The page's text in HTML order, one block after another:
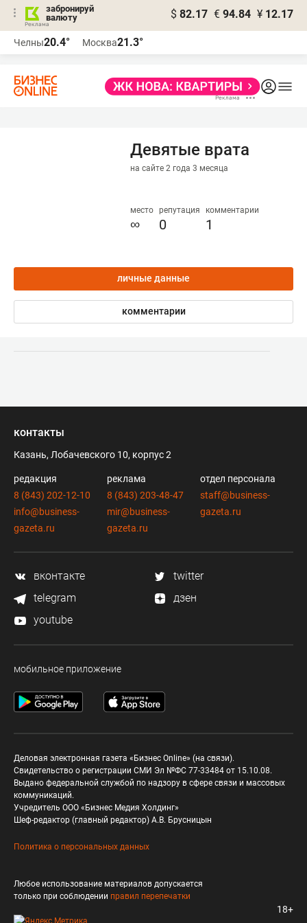
забронируй
валюту
$ 82.17 € 94.84 ¥ 12.17
Челны20.4° Москва21.3°
Девятые врата
на сайте 2 года 3 месяца
место
∞
репутация
0
комментарии
1
личные данные
комментарии
контакты
Казань, Лобачевского 10, корпус 2
редакция
8 (843) 202-12-10
info@business-
gazeta.ru
реклама
8 (843) 203-48-47
mir@business-
gazeta.ru
отдел персонала
staff@business-
gazeta.ru
вконтакте
twitter
telegram
дзен
youtube
мобильное приложение
Деловая электронная газета «Бизнес Online» (на связи).
Свидетельство о регистрации СМИ Эл №ФС 77-33484 от 15.10.08.
Выдано федеральной службой по надзору в сфере связи и массовых
коммуникаций.
Учредитель ООО «Бизнес Медия Холдинг»
Шеф-редактор (главный редактор) А.В. Брусницын
Политика о персональных данных
Любое использование материалов допускается
только при соблюдении правил перепечатки
18+